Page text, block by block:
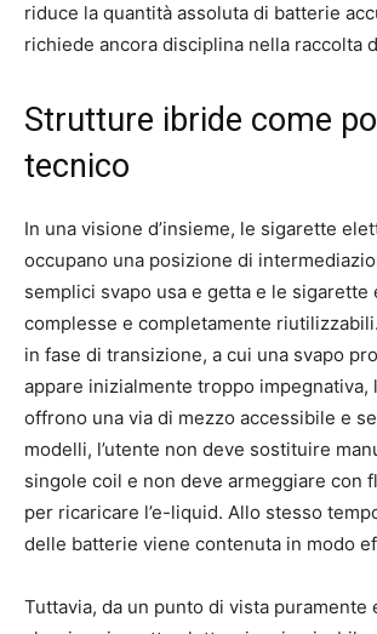
riduce la quantità assoluta di batterie
richiede ancora disciplina nella raccolta
Strutture ibride come
tecnico
In una visione d’insieme, le sigarette
occupano una posizione di
semplici svapo usa e getta e le sigarette
complesse e completamente
in fase di transizione, a cui una svapo
appare inizialmente troppo impegnativa,
offrono una via di mezzo accessibile e
modelli, l’utente non deve sostituire
singole coil e non deve armeggiare con
per ricaricare l’e-liquid. Allo stesso
delle batterie viene contenuta in modo
Tuttavia, da un punto di vista puramente